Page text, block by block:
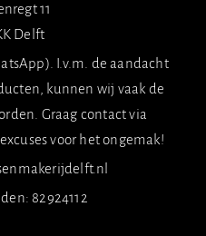
11
Delft
I.v.m. de aandacht
kunnen wij vaak de
Graag contact via
voor het ongemak!
82924112